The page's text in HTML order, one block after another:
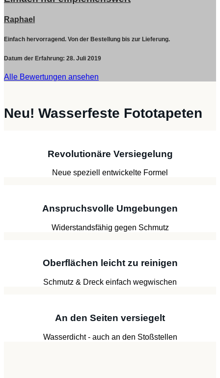
Raphael
Einfach hervorragend. Von der Bestellung bis zur Lieferung.
Datum der Erfahrung: 28. Juli 2019
Alle Bewertungen ansehen
Neu! Wasserfeste Fototapeten
Revolutionäre Versiegelung
Neue speziell entwickelte Formel
Anspruchsvolle Umgebungen
Widerstandsfähig gegen Schmutz
Oberflächen leicht zu reinigen
Schmutz & Dreck einfach wegwischen
An den Seiten versiegelt
Wasserdicht - auch an den Stoßstellen